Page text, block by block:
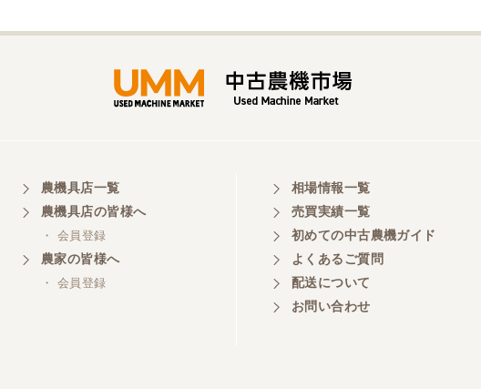
農機具店一覧
農機具店の皆様へ
・ 会員登録
農家の皆様へ
・ 会員登録
相場情報一覧
売買実績一覧
初めての中古農機ガイド
よくあるご質問
配送について
お問い合わせ